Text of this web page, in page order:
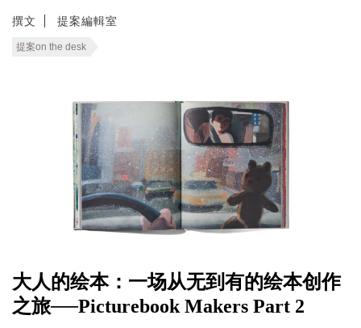
撰文 提案編輯室
提案on the desk
大人的绘本：一场从无到有的绘本创作
之旅──Picturebook Makers Part 2